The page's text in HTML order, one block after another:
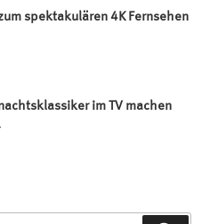
spektakulären 4K Fernsehen
im TV machen